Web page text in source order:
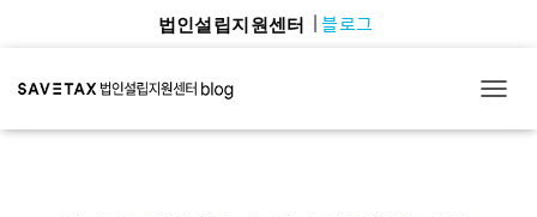
법인설립지원센터 블로그